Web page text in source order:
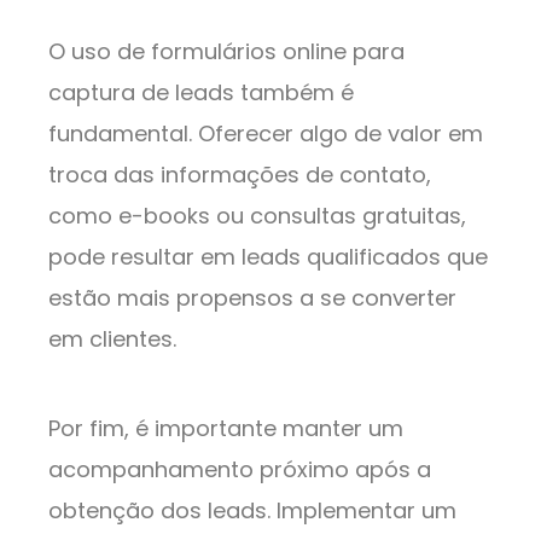
O uso de formulários online para
captura de leads também é
fundamental. Oferecer algo de valor em
troca das informações de contato,
como e-books ou consultas gratuitas,
pode resultar em leads qualificados que
estão mais propensos a se converter
em clientes.
Por fim, é importante manter um
acompanhamento próximo após a
obtenção dos leads. Implementar um